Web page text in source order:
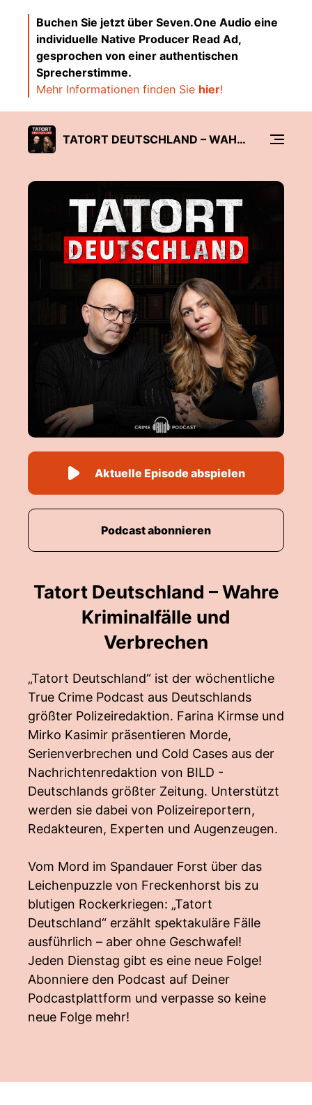
Buchen Sie jetzt über Seven.One Audio eine
individuelle Native Producer Read Ad,
gesprochen von einer authentischen
Sprecherstimme.
Mehr Informationen finden Sie hier!
TATORT DEUTSCHLAND – WAHRE KRIMINALFÄLLE UND VERBRECHEN
Tatort Deutschland – Wahre
Kriminalfälle und
Verbrechen
„Tatort Deutschland“ ist der wöchentliche
True Crime Podcast aus Deutschlands
größter Polizeiredaktion. Farina Kirmse und
Mirko Kasimir präsentieren Morde,
Serienverbrechen und Cold Cases aus der
Nachrichtenredaktion von BILD -
Deutschlands größter Zeitung. Unterstützt
werden sie dabei von Polizeireportern,
Redakteuren, Experten und Augenzeugen.
Vom Mord im Spandauer Forst über das
Leichenpuzzle von Freckenhorst bis zu
blutigen Rockerkriegen: „Tatort
Deutschland“ erzählt spektakuläre Fälle
ausführlich – aber ohne Geschwafel!
Jeden Dienstag gibt es eine neue Folge!
Abonniere den Podcast auf Deiner
Podcastplattform und verpasse so keine
neue Folge mehr!
Aktuelle Episode abspielen
Podcast abonnieren